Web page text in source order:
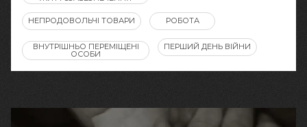
НЕПРОДОВОЛЬЧІ ТОВАРИ РОБОТА
ВНУТРІШНЬО ПЕРЕМІЩЕНІ
ОСОБИ
ПЕРШИЙ ДЕНЬ ВІЙНИ